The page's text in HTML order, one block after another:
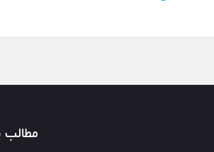
مطالب